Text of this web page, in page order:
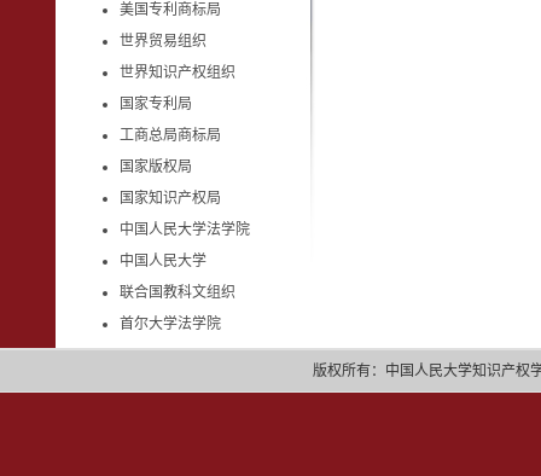
美国专利商标局
世界贸易组织
世界知识产权组织
国家专利局
工商总局商标局
国家版权局
国家知识产权局
中国人民大学法学院
中国人民大学
联合国教科文组织
首尔大学法学院
版权所有：中国人民大学知识产权